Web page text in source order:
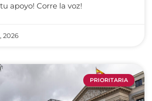
apoyo! Corre la voz!
2026
PRIORITARIA